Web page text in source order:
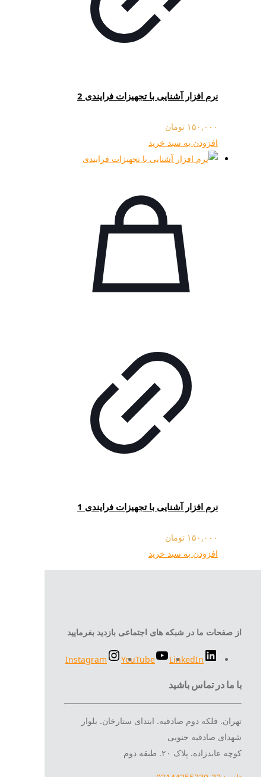
نرم افزار آشنایی با تجهیزات فرایندی 2
۱۵۰,۰۰۰ تومان
افزودن به سبد خرید
نرم افزار آشنایی با تجهیزات فرایندی 1
۱۵۰,۰۰۰ تومان
افزودن به سبد خرید
از صفحات ما در شبکه های اجتماعی بازدید بفرمایید
LinkedIn
YouTube
Instagram
با ما در تماس باشید
تهران. فلکه دوم صادقیه. ابتدای ستارخان. بلوار
شهدای صادقیه جنوبی
کوچه عابدزاده. پلاک ۲۰. طبقه دوم